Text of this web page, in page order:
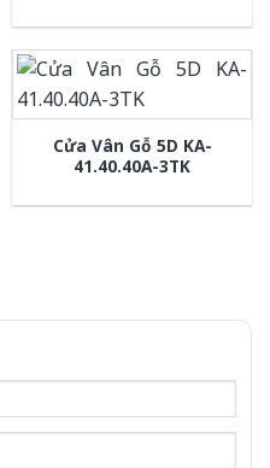
Cửa Vân Gỗ 5D KA-
41.40.40A-3TK